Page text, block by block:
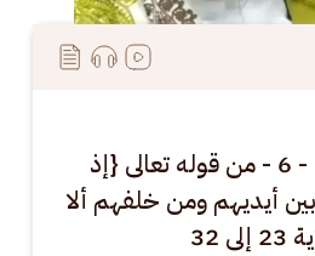
تفسير سورة فصلت - 6 - من قوله تعالى {إذ
أيديهم ومن خلفهم ألا
32